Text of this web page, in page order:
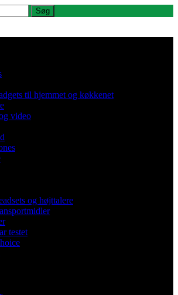
til hjemmet og køkkenet
video
og højttalere
testet